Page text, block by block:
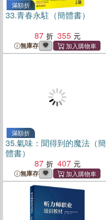
滿額折
33.青春永駐（簡體書）
87
355
無庫存
滿額折
35.氣味：聞得到的魔法（簡
體書）
87
407
無庫存